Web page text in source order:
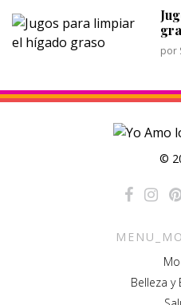
por
©
Belleza y